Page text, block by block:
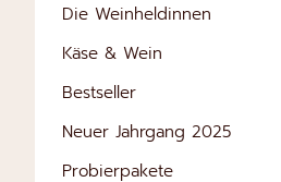
Die Weinheldinnen
Käse & Wein
Bestseller
Neuer Jahrgang 2025
Probierpakete